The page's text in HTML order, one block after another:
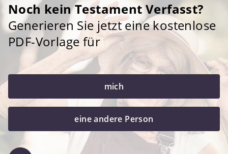
Noch kein Testament Verfasst?
Generieren Sie jetzt eine kostenlose
PDF-Vorlage für
mich
eine andere Person